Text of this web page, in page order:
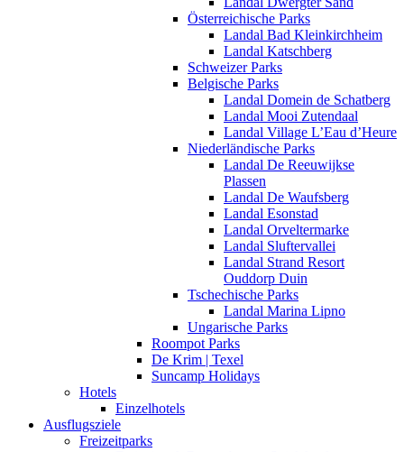
Österreichische Parks
Landal Bad Kleinkirchheim
Landal Katschberg
Schweizer Parks
Belgische Parks
Landal Domein de Schatberg
Landal Mooi Zutendaal
Landal Village L’Eau d’Heure
Niederländische Parks
Landal De Reeuwijkse
Plassen
Landal De Waufsberg
Landal Esonstad
Landal Orveltermarke
Landal Sluftervallei
Landal Strand Resort
Ouddorp Duin
Tschechische Parks
Landal Marina Lipno
Ungarische Parks
Roompot Parks
De Krim | Texel
Suncamp Holidays
Hotels
Einzelhotels
Ausflugsziele
Freizeitparks